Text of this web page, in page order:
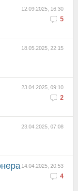
12.09.2025, 16:30
5
18.05.2025, 22:15
23.04.2025, 09:10
2
23.04.2025, 07:08
14.04.2025, 20:53
4